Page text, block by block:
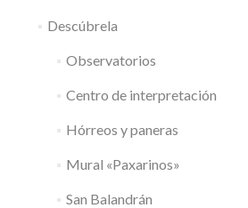
Descúbrela
Observatorios
Centro de interpretación
Hórreos y paneras
Mural «Paxarinos»
San Balandrán